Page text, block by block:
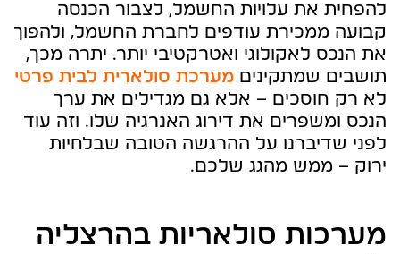
להפחית את עלויות החשמל, לצבור הכנסה
קבועה ממכירת עודפים לחברת החשמל, ולהפוך
את הנכס לאקולוגי ואטרקטיבי יותר. יתרה מכך,
תושבים שמתקינים מערכת סולארית לבית פרטי
לא רק חוסכים – אלא גם מגדילים את ערך
הנכס ומשפרים את דירוג האנרגיה שלו. וזה עוד
לפני שדיברנו על ההרגשה הטובה שבלחיות
ירוק – ממש מהגג שלכם.
מערכות סולאריות בהרצליה